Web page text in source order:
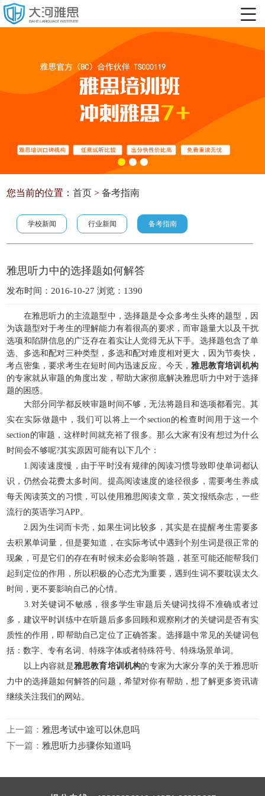
您当前的位置：首页 >备考指南
学校新闻 行业新闻 备考指南
雅思听力中的选择题如何解答
发布时间：2016-10-27 浏览：1390
在雅思听力的主流题型中，选择题是令众多考生头疼的题型，因
为该题型对于考生的理解能力有着很高的要求，而审题量大以及干扰
选项和陷阱信息的广泛存在着实让人觉得无从下手。选择题包含了单
选、多选和配对三种类型，多选和配对难度相对更大，因为节奏快，
考点密集，要求考生在短时间内迅速反应。今天，雅思教育培训机构
的专家就从审题的角度出发，帮助大家彻底解决雅思听力中对于选择
题的困惑。
大部分同学都反映审题时间不够，无法将题目和选项都看完。其
实在实际做题中，我们可以将上一个section的检查时间用于这一个
section的审题，这样时间就充裕了很多。那么大家有没有想过为什么
时间会不够呢?其实原因可能有以下几个：
1.阅读速度慢，由于平时没有规律的阅读习惯导致即使单词都认
识，仍然会花费太多时间。提高阅读速度的途径很多，需要考生养成
每天阅读英文的习惯，可以使用雅思阅读文章，英文报纸杂志，一些
流行的英语学习APP。
2.因为生词而卡壳，如果生词比较多，其实是在提醒考生需要多
去积累单词量，但是要知道，在实际考试中遇到个别生词是很正常的
现象，可是它们的存在有时候未必会影响答题，甚至可能还能帮我们
起到定位的作用，所以积极的心态尤为重要，遇到生词不要耽误太久
时间，更不要影响自己的心情。
3.对关键词不敏感，很多学生审题后关键词找得不准确或者过
多，建议平时训练中在听题后多多回顾和观察刚才的关键词是否有实
质性的作用，即帮助自己定位了正确答案。选择题中常见的关键词包
括：数字、专有名词、特殊字体或者特殊符号、特殊场景单词。
以上内容就是雅思教育培训机构的专家为大家分享的关于雅思听
力中的选择题如何解答的问题，希望对你有帮助，想了解更多资讯请
继续关注我们的网站。
上一篇： 雅思考试中途可以休息吗
下一篇： 雅思听力步骤你知道吗